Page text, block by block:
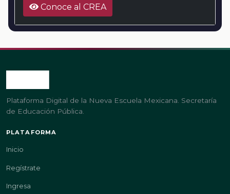
Conoce al CREA
Plataforma Digital de la Nueva Escuela Mexicana. Secretaría
de Educación Pública.
PLATAFORMA
Inicio
Regístrate
Ingresa